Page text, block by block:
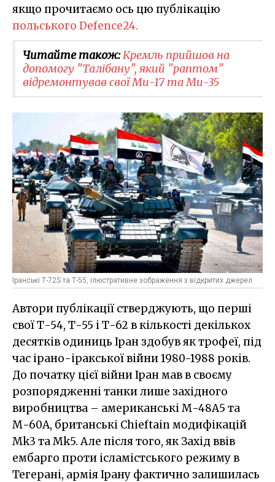
якщо прочитаємо ось цю публікацію
польського Defence24.
Читайте також:Кремль прийшов на
допомогу "Талібану", який "раптом"
відремонтував свої Ми-17 та Ми-35
Іранські Т-72S та Т-55, ілюстративне зображення з відкритих джерел
Автори публікації стверджують, що перші
свої Т-54, Т-55 і Т-62 в кількості декількох
десятків одиниць Іран здобув як трофеї, під
час ірано-іракської війни 1980-1988 років.
До початку цієї війни Іран мав в своєму
розпорядженні танки лише західного
виробництва – американські М-48А5 та
М-60А, британські Chieftain модифікацій
Mk3 та Mk5. Але після того, як Захід ввів
ембарго проти ісламістського режиму в
Тегерані, армія Ірану фактично залишилась